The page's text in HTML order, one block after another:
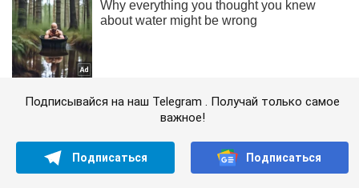
Подписывайся на наш Telegram . Получай только самое
важное!
Подписаться Подписаться